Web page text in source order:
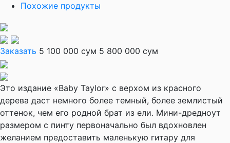
Похожие продукты
Заказать 5 100 000 сум 5 800 000 сум
Это издание «Baby Taylor» с верхом из красного
дерева даст немного более темный, более землистый
оттенок, чем его родной брат из ели. Мини-дредноут
размером с пинту первоначально был вдохновлен
желанием предоставить маленькую гитару для